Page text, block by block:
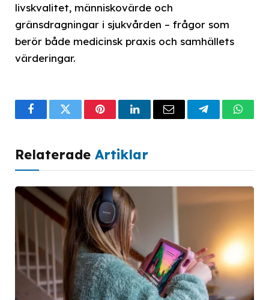
livskvalitet, människovärde och
gränsdragningar i sjukvården – frågor som
berör både medicinsk praxis och samhällets
värderingar.
FacebookTwitterPinterestLinkedInEmail Telegram
Relaterade Artiklar